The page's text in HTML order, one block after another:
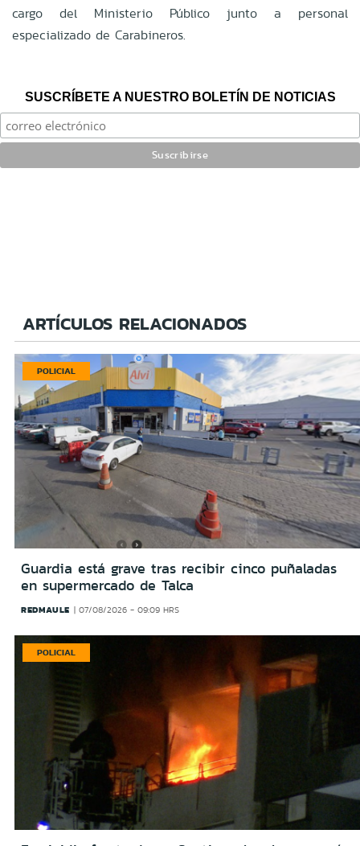
cargo del Ministerio Público junto a personal
especializado de Carabineros.
SUSCRÍBETE A NUESTRO BOLETÍN DE NOTICIAS
ARTÍCULOS RELACIONADOS
POLICIAL
Guardia está grave tras recibir cinco puñaladas
en supermercado de Talca
REDMAULE 07/08/2026 - 09:09 HRS
POLICIAL